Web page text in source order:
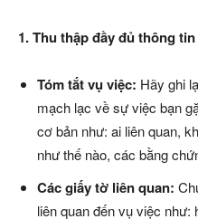
1. Thu thập đầy đủ thông
Tóm tắt vụ việc: Hãy ghi
mạch lạc về sự việc bạn
cơ bản như: ai liên quan,
như thế nào, các bằng
Các giấy tờ liên quan:
liên quan đến vụ việc như: